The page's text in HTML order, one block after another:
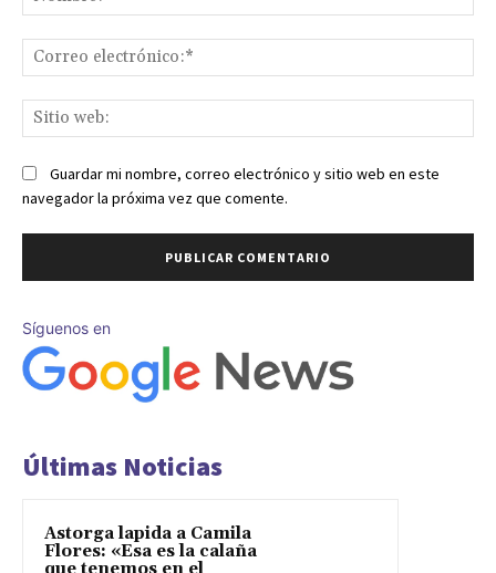
Guardar mi nombre, correo electrónico y sitio web en este
navegador la próxima vez que comente.
Síguenos en
Últimas Noticias
Astorga lapida a Camila
Flores: «Esa es la calaña
que tenemos en el